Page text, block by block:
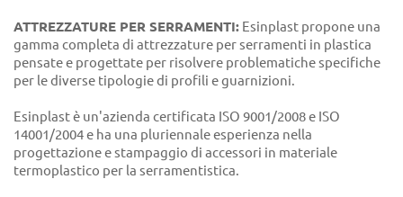
ATTREZZATURE PER SERRAMENTI: Esinplast propone una
gamma completa di attrezzature per serramenti in plastica
pensate e progettate per risolvere problematiche specifiche
per le diverse tipologie di profili e guarnizioni.
Esinplast è un'azienda certificata ISO 9001/2008 e ISO
14001/2004 e ha una pluriennale esperienza nella
progettazione e stampaggio di accessori in materiale
termoplastico per la serramentistica.